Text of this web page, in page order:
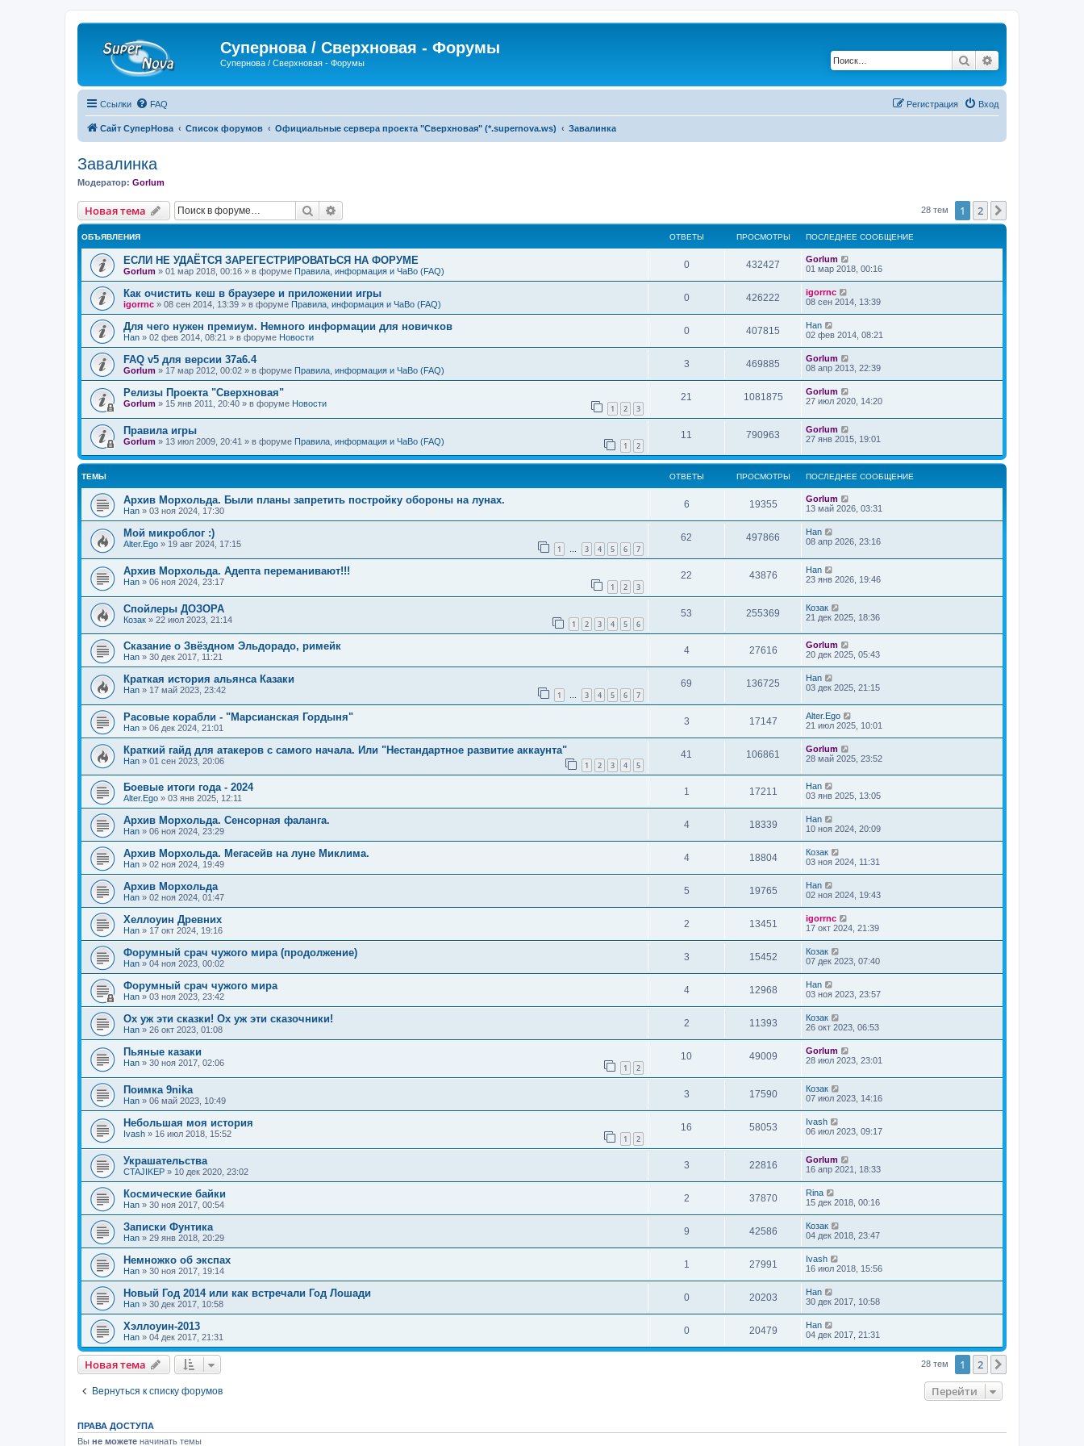
Супернова / Сверхновая - Форумы
Супернова / Сверхновая - Форумы Поиск
Ссылки FAQ Вход
Регистрация
Сайт СуперНова Список форумов Официальные сервера проекта "Сверхновая" (*.supernova.ws) Завалинка
Завалинка
Модератор: Gorlum
Новая тема Поиск 28 тем 1 2
ОБЪЯВЛЕНИЯ ОТВЕТЫ ПРОСМОТРЫ ПОСЛЕДНЕЕ СООБЩЕНИЕ
ЕСЛИ НЕ УДАЁТСЯ ЗАРЕГЕСТРИРОВАТЬСЯ НА ФОРУМЕ
Gorlum » 01 мар 2018, 00:16 » в форуме Правила, информация и ЧаВо (FAQ)
0 432427
Gorlum
01 мар 2018, 00:16
Как очистить кеш в браузере и приложении игры
igorrnc » 08 сен 2014, 13:39 » в форуме Правила, информация и ЧаВо (FAQ)
0 426222
igorrnc
08 сен 2014, 13:39
Для чего нужен премиум. Немного информации для новичков
Han » 02 фев 2014, 08:21 » в форуме Новости
0 407815
Han
02 фев 2014, 08:21
FAQ v5 для версии 37a6.4
Gorlum » 17 мар 2012, 00:02 » в форуме Правила, информация и ЧаВо (FAQ)
3 469885
Gorlum
08 апр 2013, 22:39
Релизы Проекта "Сверхновая"
Gorlum » 15 янв 2011, 20:40 » в форуме Новости 1 2 3
21 1081875
Gorlum
27 июл 2020, 14:20
Правила игры
Gorlum » 13 июл 2009, 20:41 » в форуме Правила, информация и ЧаВо (FAQ) 1 2
11 790963
Gorlum
27 янв 2015, 19:01
ТЕМЫ ОТВЕТЫ ПРОСМОТРЫ ПОСЛЕДНЕЕ СООБЩЕНИЕ
Архив Морхольда. Были планы запретить постройку обороны на лунах.
Han » 03 ноя 2024, 17:30
6 19355
Gorlum
13 май 2026, 03:31
Мой микроблог :)
Alter.Ego » 19 авг 2024, 17:15 1 … 3 4 5 6 7
62 497866
Han
08 апр 2026, 23:16
Архив Морхольда. Адепта переманивают!!!
Han » 06 ноя 2024, 23:17 1 2 3
22 43876
Han
23 янв 2026, 19:46
Спойлеры ДОЗОРА
Козак » 22 июл 2023, 21:14 1 2 3 4 5 6
53 255369
Козак
21 дек 2025, 18:36
Сказание о Звёздном Эльдорадо, римейк
Han » 30 дек 2017, 11:21
4 27616
Gorlum
20 дек 2025, 05:43
Краткая история альянса Казаки
Han » 17 май 2023, 23:42 1 … 3 4 5 6 7
69 136725
Han
03 дек 2025, 21:15
Расовые корабли - "Марсианская Гордыня"
Han » 06 дек 2024, 21:01
3 17147
Alter.Ego
21 июл 2025, 10:01
Краткий гайд для атакеров с самого начала. Или "Нестандартное развитие аккаунта"
Han » 01 сен 2023, 20:06 1 2 3 4 5
41 106861
Gorlum
28 май 2025, 23:52
Боевые итоги года - 2024
Alter.Ego » 03 янв 2025, 12:11
1 17211
Han
03 янв 2025, 13:05
Архив Морхольда. Сенсорная фаланга.
Han » 06 ноя 2024, 23:29
4 18339
Han
10 ноя 2024, 20:09
Архив Морхольда. Мегасейв на луне Миклима.
Han » 02 ноя 2024, 19:49
4 18804
Козак
03 ноя 2024, 11:31
Архив Морхольда
Han » 02 ноя 2024, 01:47
5 19765
Han
02 ноя 2024, 19:43
Хеллоуин Древних
Han » 17 окт 2024, 19:16
2 13451
igorrnc
17 окт 2024, 21:39
Форумный срач чужого мира (продолжение)
Han » 04 ноя 2023, 00:02
3 15452
Козак
07 дек 2023, 07:40
Форумный срач чужого мира
Han » 03 ноя 2023, 23:42
4 12968
Han
03 ноя 2023, 23:57
Ох уж эти сказки! Ох уж эти сказочники!
Han » 26 окт 2023, 01:08
2 11393
Козак
26 окт 2023, 06:53
Пьяные казаки
Han » 30 ноя 2017, 02:06 1 2
10 49009
Gorlum
28 июл 2023, 23:01
Поимка 9nika
Han » 06 май 2023, 10:49
3 17590
Козак
07 июл 2023, 14:16
Небольшая моя история
Ivash » 16 июл 2018, 15:52 1 2
16 58053
Ivash
06 июл 2023, 09:17
Украшательства
CTAJIKEP » 10 дек 2020, 23:02
3 22816
Gorlum
16 апр 2021, 18:33
Космические байки
Han » 30 ноя 2017, 00:54
2 37870
Rina
15 дек 2018, 00:16
Записки Фунтика
Han » 29 янв 2018, 20:29
9 42586
Козак
04 дек 2018, 23:47
Немножко об экспах
Han » 30 ноя 2017, 19:14
1 27991
Ivash
16 июл 2018, 15:56
Новый Год 2014 или как встречали Год Лошади
Han » 30 дек 2017, 10:58
0 20203
Han
30 дек 2017, 10:58
Хэллоуин-2013
Han » 04 дек 2017, 21:31
0 20479
Han
04 дек 2017, 21:31
Новая тема 28 тем 1 2
Вернуться к списку форумов Перейти
ПРАВА ДОСТУПА
Вы не можете начинать темы